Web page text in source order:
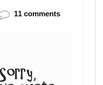
11 comments